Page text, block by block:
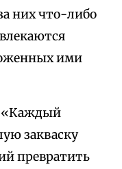
них что-либо
ими
«Каждый
закваску
превратить